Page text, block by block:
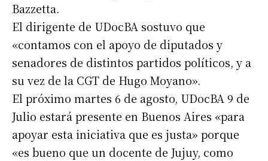
Bazzetta.
El dirigente de UDocBA sostuvo que
«contamos con el apoyo de diputados y
senadores de distintos partidos políticos, y a
su vez de la CGT de Hugo Moyano».
El próximo martes 6 de agosto, UDocBA 9 de
Julio estará presente en Buenos Aires «para
apoyar esta iniciativa que es justa» porque
«es bueno que un docente de Jujuy, como